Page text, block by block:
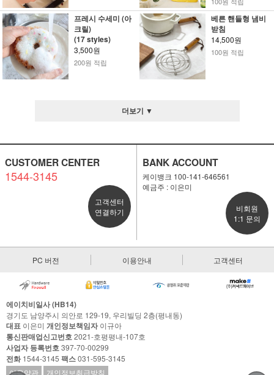
프레시 수세미 (아
크릴)
(17 styles)
3,500원
200원 적립
베른 핸들형 냄비
받침
14,500원
100원 적립
더보기 ▼
CUSTOMER CENTER
1544-3145
고객센터
연결하기
BANK ACCOUNT
케이뱅크 100-141-646561
예금주 : 이은미
비회원
1:1 문의
PC 버전 이용안내 고객센터
에이치비일사 (HB14)
경기도 남양주시 의안로 129-19, 우리빌딩 2층(평내동)
대표 이은미 개인정보책임자이규아
통신판매업신고번호2021-호평평내-107호
사업자 등록번호397-70-00299
전화1544-3145 팩스031-595-3145
이용약관
개인정보취급방침